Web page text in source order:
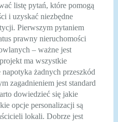
listę pytań, które pomogą
i uzyskać niezbędne
Pierwszym pytaniem
prawny nieruchomości
– ważne jest
ma wszystkie
żadnych przeszkód
zagadnieniem jest standard
dowiedzieć się jakie
opcje personalizacji są
lokali. Dobrze jest